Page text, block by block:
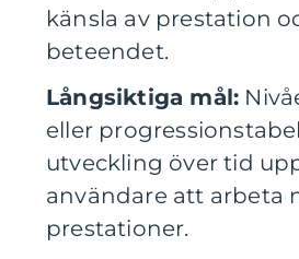
känsla av prestation
beteendet.
Långsiktiga mål:
eller
utveckling över tid
användare att arbeta
prestationer.